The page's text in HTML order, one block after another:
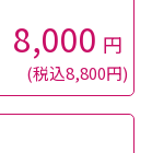
8,000 円
(税込8,800円)